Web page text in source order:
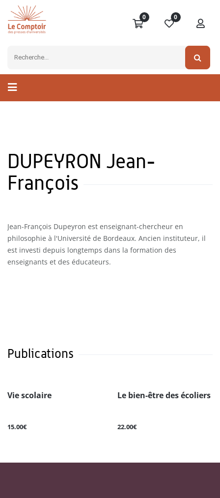
0 0
DUPEYRON Jean-
François
Jean-François Dupeyron est enseignant-chercheur en
philosophie à l'Université de Bordeaux. Ancien instituteur, il
est investi depuis longtemps dans la formation des
enseignants et des éducateurs.
Publications
Vie scolaire
15.00€
Le bien-être des écoliers
22.00€